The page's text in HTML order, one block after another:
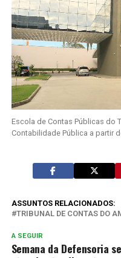
Escola de Contas Públicas do
Contabilidade Pública a partir
ASSUNTOS RELACIONADOS:
TRIBUNAL DE CONTAS DO
A SEGUIR
Semana da Defensoria